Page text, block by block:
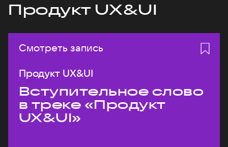
Продукт UX&UI
Смотреть запись
Продукт UX&UI
Вступительное слово
в треке «Продукт
UX&UI»